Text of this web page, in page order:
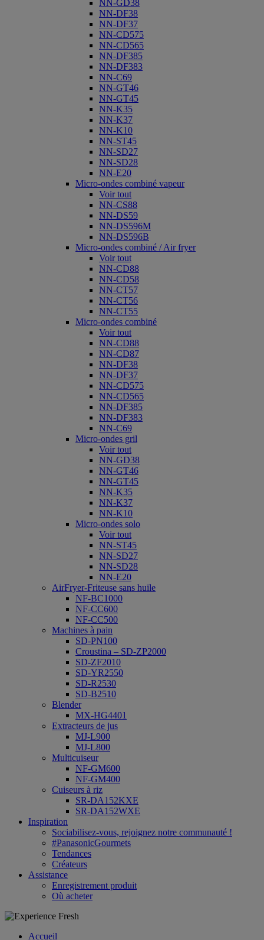
NN-GD38
NN-DF38
NN-DF37
NN-CD575
NN-CD565
NN-DF385
NN-DF383
NN-C69
NN-GT46
NN-GT45
NN-K35
NN-K37
NN-K10
NN-ST45
NN-SD27
NN-SD28
NN-E20
Micro-ondes combiné vapeur
Voir tout
NN-CS88
NN-DS59
NN-DS596M
NN-DS596B
Micro-ondes combiné / Air fryer
Voir tout
NN-CD88
NN-CD58
NN-CT57
NN-CT56
NN-CT55
Micro-ondes combiné
Voir tout
NN-CD88
NN-CD87
NN-DF38
NN-DF37
NN-CD575
NN-CD565
NN-DF385
NN-DF383
NN-C69
Micro-ondes gril
Voir tout
NN-GD38
NN-GT46
NN-GT45
NN-K35
NN-K37
NN-K10
Micro-ondes solo
Voir tout
NN-ST45
NN-SD27
NN-SD28
NN-E20
AirFryer-Friteuse sans huile
NF-BC1000
NF-CC600
NF-CC500
Machines à pain
SD-PN100
Croustina – SD-ZP2000
SD-ZF2010
SD-YR2550
SD-R2530
SD-B2510
Blender
MX-HG4401
Extracteurs de jus
MJ-L900
MJ-L800
Multicuiseur
NF-GM600
NF-GM400
Cuiseurs à riz
SR-DA152KXE
SR-DA152WXE
Inspiration
Sociabilisez-vous, rejoignez notre communauté !
#PanasonicGourmets
Tendances
Créateurs
Assistance
Enregistrement produit
Où acheter
Accueil